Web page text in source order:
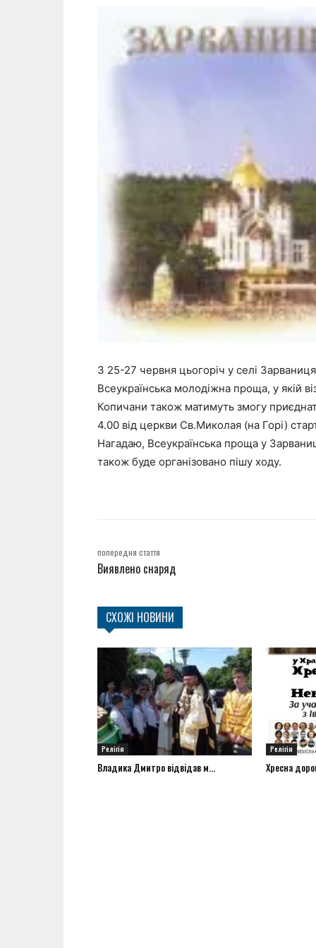
З 25-27 червня цьогоріч у селі
Всеукраїнська молодіжна проща, у якій
Копичани також матимуть змогу
4.00 від церкви Св.Миколая (на Горі)
Нагадаю, Всеукраїнська проща у
також буде організовано пішу ходу.
попередня стаття
Виявлено снаряд
СХОЖІ НОВИНИ
Релігія
Владика Дмитро відвідав м...
Релігія
Хресна